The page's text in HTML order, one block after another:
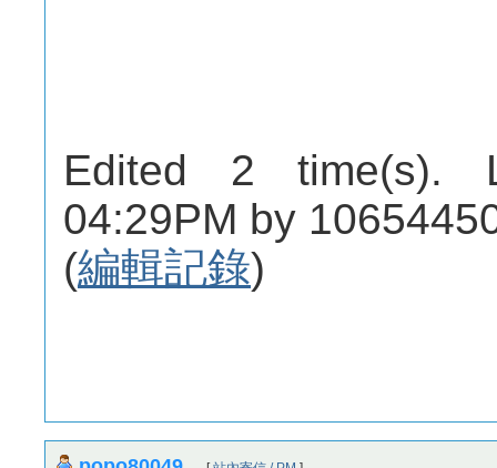
Edited 2 time(s).
04:29PM by
(編輯記錄)